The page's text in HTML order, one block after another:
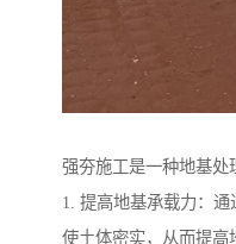
强夯施工是一种地基处
1. 提高地基承载力：通
使土体密实，从而提高